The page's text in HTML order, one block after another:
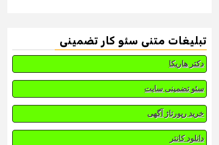
تبلیغات متنی سئو کار تضمینی
دکتر هاریکا
سئو تضمینی سایت
خرید رپورتاژ آگهی
دانلود کانتر